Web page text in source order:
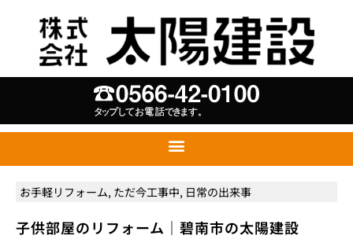
お手軽リフォーム, ただ今工事中, 日常の出来事
子供部屋のリフォーム｜碧南市の太陽建設